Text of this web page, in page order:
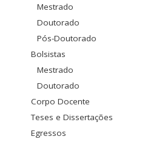
Mestrado
Doutorado
Pós-Doutorado
Bolsistas
Mestrado
Doutorado
Corpo Docente
Teses e Dissertações
Egressos